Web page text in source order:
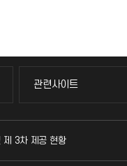
관련사이트
관련사이트
국방헬프콜
제 3차 제공 현황